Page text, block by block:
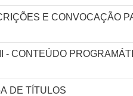
E CONVOCAÇÃO
- CONTEÚDO
DE TÍTULOS